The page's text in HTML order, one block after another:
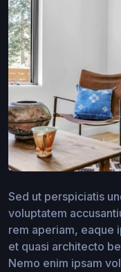
Sed ut perspiciatis
voluptatem
rem aperiam, eaque
et quasi architecto
Nemo enim ipsam